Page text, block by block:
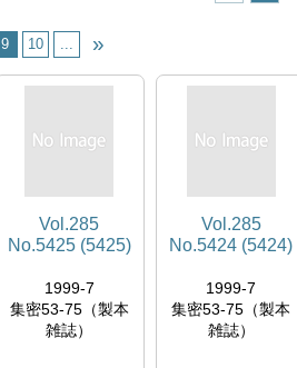
9 10 ...
Vol.285
No.5425 (5425)
1999-7
集密53-75（製本
雑誌）
Vol.285
No.5424 (5424)
1999-7
集密53-75（製本
雑誌）